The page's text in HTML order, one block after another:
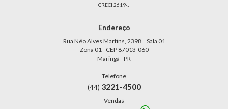
CRECI 2619-J
Endereço
Rua Néo Alves Martins, 2398 - Sala 01
Zona 01 - CEP 87013-060
Maringá - PR
Telefone
(44) 3221-4500
Vendas